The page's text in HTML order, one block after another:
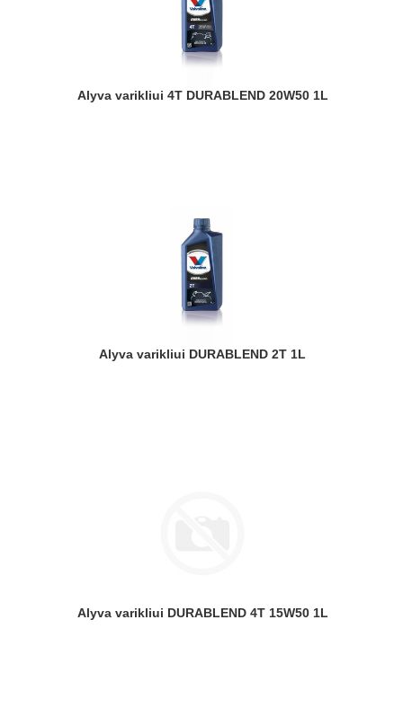
Alyva varikliui 4T DURABLEND 20W50 1L
Alyva varikliui DURABLEND 2T 1L
Alyva varikliui DURABLEND 4T 15W50 1L